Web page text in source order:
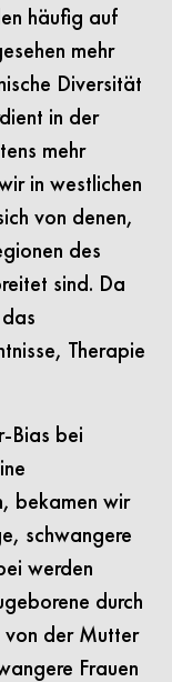
häufig auf
mehr
Diversität
in der
mehr
in westlichen
von denen,
des
sind. Da
Therapie
Bias bei
bekamen wir
schwangere
werden
durch
von der Mutter
Frauen